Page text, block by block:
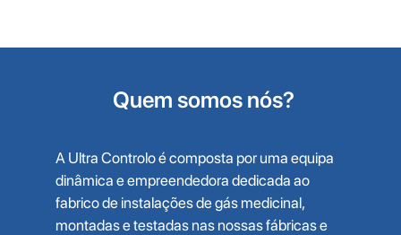
Quem somos nós?
A Ultra Controlo é composta por uma equipa
dinâmica e empreendedora dedicada ao
fabrico de instalações de gás medicinal,
montadas e testadas nas nossas fábricas e